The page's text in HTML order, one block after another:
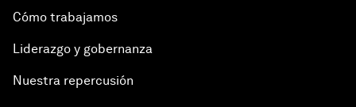
Cómo trabajamos
Liderazgo y gobernanza
Nuestra repercusión